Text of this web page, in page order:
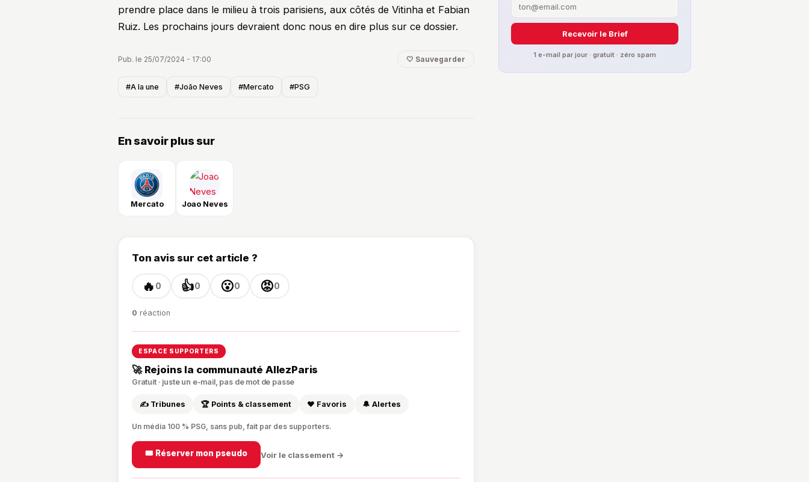
prendre place dans le milieu à trois parisiens, aux côtés de Vitinha et Fabian
Ruiz. Les prochains jours devraient donc nous en dire plus sur ce dossier.
Pub. le 25/07/2024 - 17:00 🤍 Sauvegarder
#A la une #João Neves #Mercato #PSG
En savoir plus sur
Mercato Joao Neves
Ton avis sur cet article ?
🔥 0 👍0 😮0 😡0
0 réaction
ESPACE SUPPORTERS
🚀 Rejoins la communauté AllezParis
Gratuit · juste un e-mail, pas de mot de passe
✍️ Tribunes 🏆 Points & classement ❤️ Favoris 🔔 Alertes
Un média 100 % PSG, sans pub, fait par des supporters.
🎟️ Réserver mon pseudo Voir le classement →
Recevoir le Brief
1 e-mail par jour · gratuit · zéro spam